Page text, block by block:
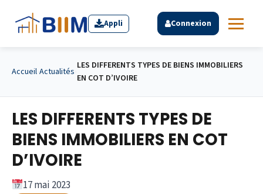
Appli Connexion
Accueil Actualités
LES DIFFERENTS TYPES DE BIENS IMMOBILIERS
EN COT D’IVOIRE
LES DIFFERENTS TYPES DE
BIENS IMMOBILIERS EN COT
D’IVOIRE
17 mai 2023